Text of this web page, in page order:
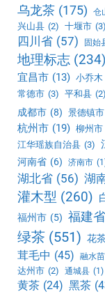
乌龙茶 (175) 仓
兴山县 (2) 十堰市 (3)
四川省 (57) 固始
地理标志 (234)
宜昌市 (13) 小乔木
常德市 (3) 平和县 (2)
成都市 (8) 景德镇市
杭州市 (19) 柳州市
江华瑶族自治县 (3)
河南省 (6) 济南市
湖北省 (56) 湖
灌木型 (260)
福州市 (5) 福建省
绿茶 (551) 花
茸毛中 (45) 融水
达州市 (2) 通城县 (1)
黄茶 (24) 黑茶